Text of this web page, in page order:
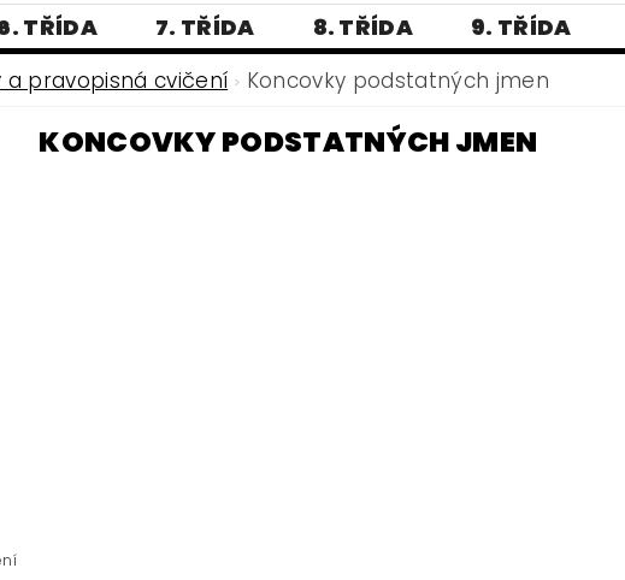
TŘÍDA 7. TŘÍDA 8. TŘÍDA 9. TŘÍDA
LISTY LITERATURA JAZYKOVĚDNÝ
- ЧЕСЬКА МОВА ДЛЯ УКРАЇНЦІВ
BLOG -
a pravopisná cvičení Koncovky podstatných jmen
KONCOVKY PODSTATNÝCH JMEN